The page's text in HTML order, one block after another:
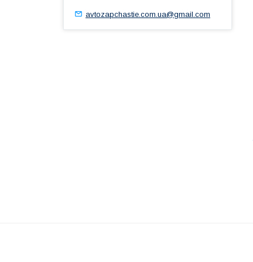
avtozapchastie.com.ua@gmail.com